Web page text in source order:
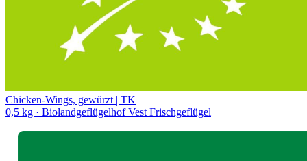
Chicken-Wings, gewürzt | TK
0,5 kg · Biolandgeflügelhof Vest Frischgeflügel